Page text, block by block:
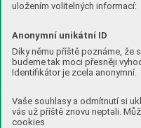
uložením volitelných informací:
Anonymní unikátní ID
Díky němu příště poznáme, že
budeme tak moci přesněji
Identifikátor je zcela anonymní.
Vaše souhlasy a odmítnutí si
vás už příště znovu neptali.
cookies